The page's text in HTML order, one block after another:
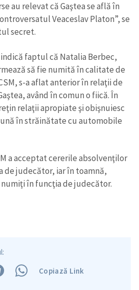
au relevat că Gaştea se află în
Veaceslav Platon”, se
secret.
faptul că Natalia Berbec,
să fie numită în calitate de
s-a aflat anterior în relaţii de
având în comun o fiică. În
relaţii apropiate şi obişnuiesc
în străinătate cu automobile
a acceptat cererile absolvenţilor
de judecător, iar în toamnă,
în funcţia de judecător.
Copiază Link